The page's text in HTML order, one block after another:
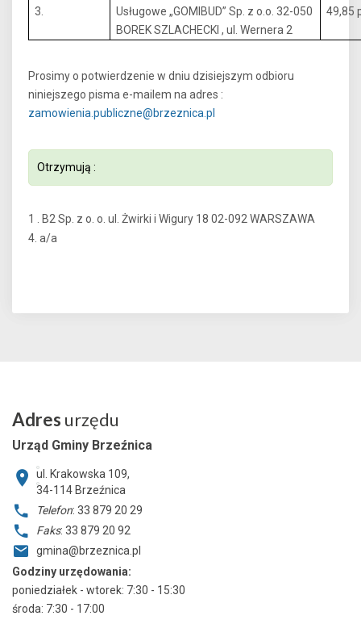
3.
Usługowe „GOMIBUD” Sp. z o.o. 32-050
BOREK SZLACHECKI , ul. Wernera 2
49,85
Prosimy o potwierdzenie w dniu dzisiejszym odbioru
niniejszego pisma e-mailem na adres :
zamowienia.publiczne@brzeznica.pl
Otrzymują :
1 . B2 Sp. z o. o. ul. Żwirki i Wigury 18 02-092 WARSZAWA
4. a/a
Adres urzędu
Urząd Gminy Brzeźnica
ul. Krakowska 109,
34-114 Brzeźnica
Telefon: 33 879 20 29
Faks: 33 879 20 92
gmina@brzeznica.pl
Godziny urzędowania:
poniedziałek - wtorek: 7:30 - 15:30
środa: 7:30 - 17:00